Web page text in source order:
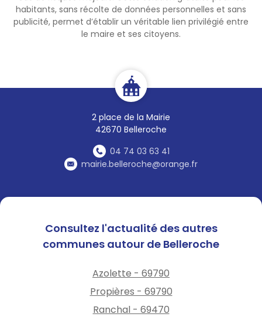
habitants, sans récolte de données personnelles et sans
publicité, permet d’établir un véritable lien privilégié entre
le maire et ses citoyens.
2 place de la Mairie
42670 Belleroche
04 74 03 63 41
mairie.belleroche@orange.fr
Consultez l'actualité des autres
communes autour de Belleroche
Azolette - 69790
Propières - 69790
Ranchal - 69470